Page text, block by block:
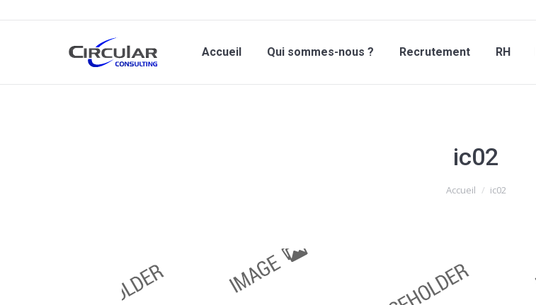
Accueil Qui sommes-nous ? Recrutement RH
ic02
Accueil ic02